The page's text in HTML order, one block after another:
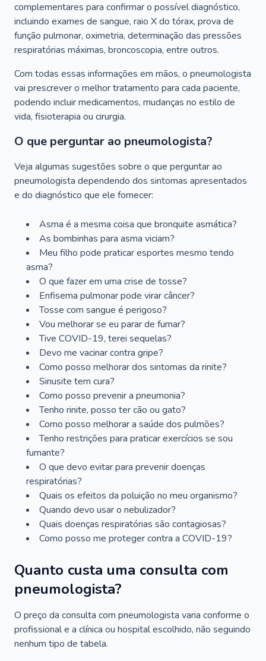
complementares para confirmar o possível diagnóstico,
incluindo exames de sangue, raio X do tórax, prova de
função pulmonar, oximetria, determinação das pressões
respiratórias máximas, broncoscopia, entre outros.
Com todas essas informações em mãos, o pneumologista
vai prescrever o melhor tratamento para cada paciente,
podendo incluir medicamentos, mudanças no estilo de
vida, fisioterapia ou cirurgia.
O que perguntar ao pneumologista?
Veja algumas sugestões sobre o que perguntar ao
pneumologista dependendo dos sintomas apresentados
e do diagnóstico que ele fornecer:
Asma é a mesma coisa que bronquite asmática?
As bombinhas para asma viciam?
Meu filho pode praticar esportes mesmo tendo
asma?
O que fazer em uma crise de tosse?
Enfisema pulmonar pode virar câncer?
Tosse com sangue é perigoso?
Vou melhorar se eu parar de fumar?
Tive COVID-19, terei sequelas?
Devo me vacinar contra gripe?
Como posso melhorar dos sintomas da rinite?
Sinusite tem cura?
Como posso prevenir a pneumonia?
Tenho rinite, posso ter cão ou gato?
Como posso melhorar a saúde dos pulmões?
Tenho restrições para praticar exercícios se sou
fumante?
O que devo evitar para prevenir doenças
respiratórias?
Quais os efeitos da poluição no meu organismo?
Quando devo usar o nebulizador?
Quais doenças respiratórias são contagiosas?
Como posso me proteger contra a COVID-19?
Quanto custa uma consulta com
pneumologista?
O preço da consulta com pneumologista varia conforme o
profissional e a clínica ou hospital escolhido, não seguindo
nenhum tipo de tabela.